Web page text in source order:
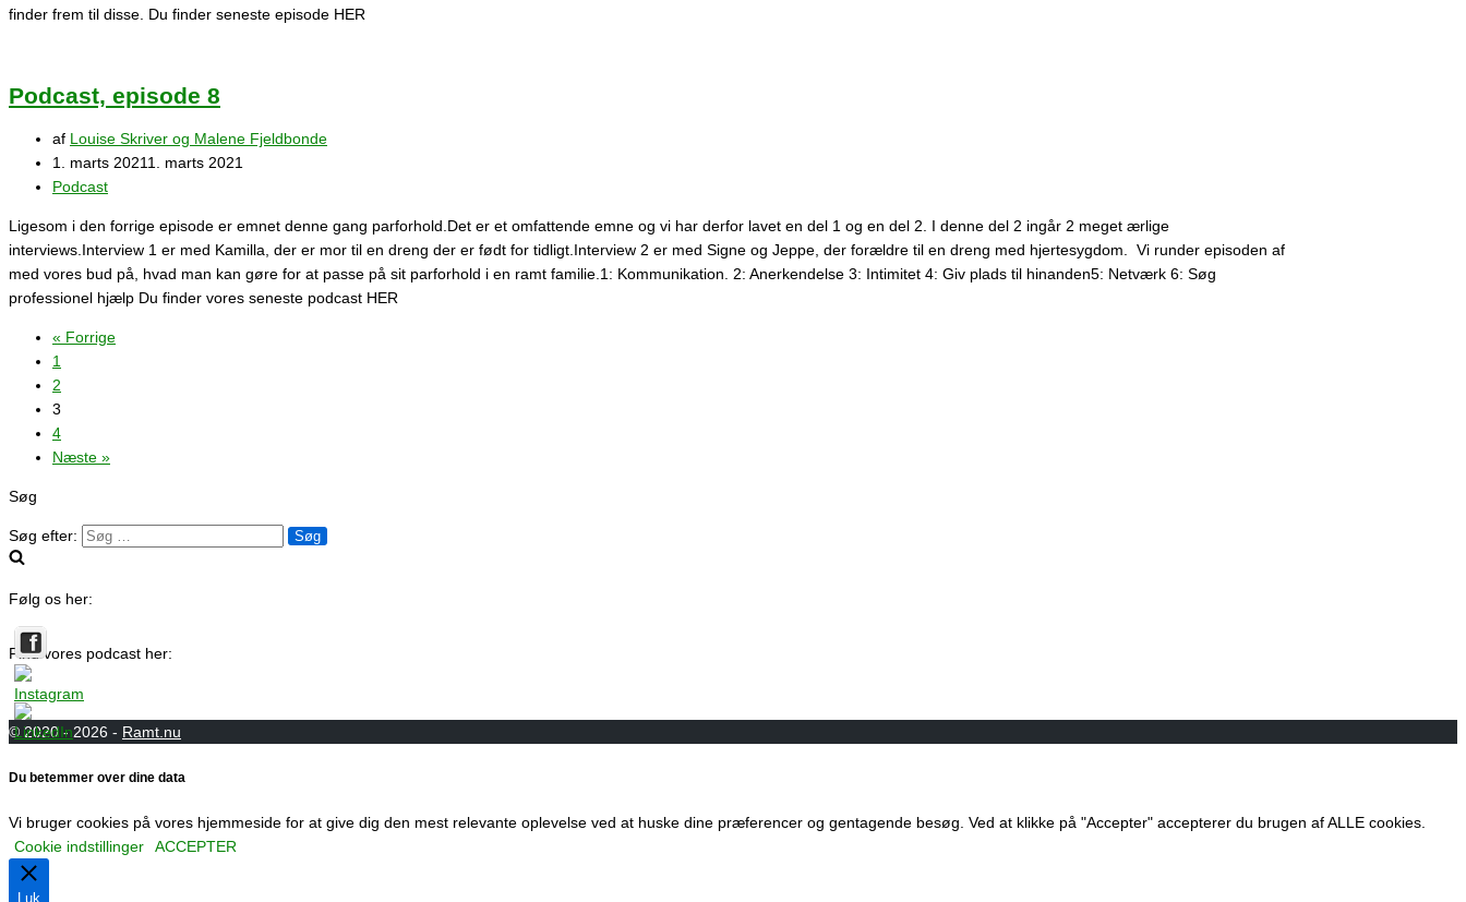
finder frem til disse. Du finder seneste episode HER
Podcast, episode 8
af Louise Skriver og Malene Fjeldbonde
1. marts 20211. marts 2021
Podcast
Ligesom i den forrige episode er emnet denne gang parforhold.Det er et omfattende emne og vi har derfor lavet en del 1 og en del 2. I denne del 2 ingår 2 meget ærlige
interviews.Interview 1 er med Kamilla, der er mor til en dreng der er født for tidligt.Interview 2 er med Signe og Jeppe, der forældre til en dreng med hjertesygdom. Vi runder episoden af
med vores bud på, hvad man kan gøre for at passe på sit parforhold i en ramt familie.1: Kommunikation. 2: Anerkendelse 3: Intimitet 4: Giv plads til hinanden5: Netværk 6: Søg
professionel hjælp Du finder vores seneste podcast HER
« Forrige
1
2
3
4
Næste »
Søg
Søg efter:
Følg os her:
Find vores podcast her:
© 2020 - 2026 - Ramt.nu
Du betemmer over dine data
Vi bruger cookies på vores hjemmeside for at give dig den mest relevante oplevelse ved at huske dine præferencer og gentagende besøg. Ved at klikke på "Accepter" accepterer du brugen af ​​ALLE cookies.
Cookie indstillinger
ACCEPTER
Luk